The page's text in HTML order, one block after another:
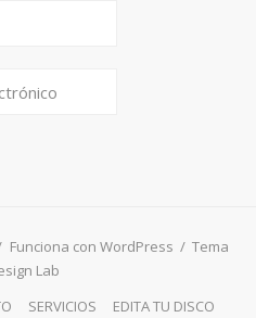
Funciona con WordPress / Tema
Lab
SERVICIOS EDITA TU DISCO